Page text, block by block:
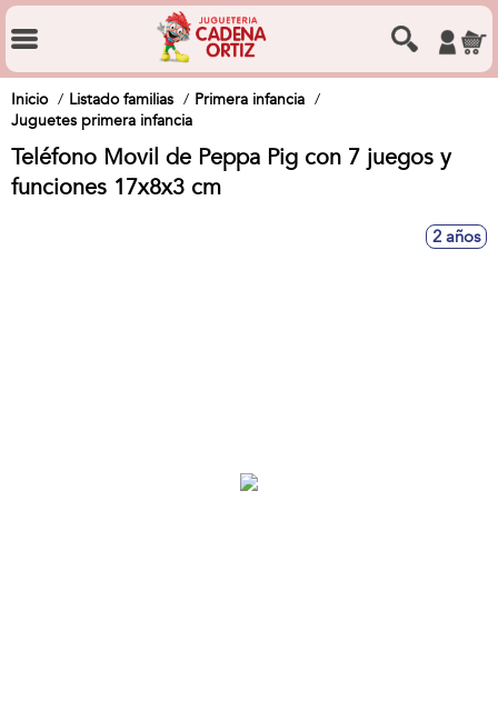
Inicio Listado familias
Primera infancia
Juguetes primera infancia
Teléfono Movil de Peppa Pig con 7 juegos y
funciones 17x8x3 cm
2 años